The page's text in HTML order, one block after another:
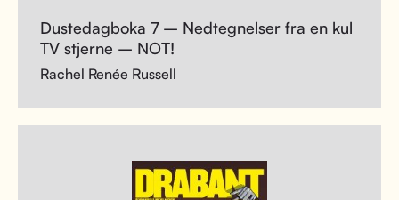
Dustedagboka 7 – Nedtegnelser fra en kul
TV stjerne – NOT!
Rachel Renée Russell